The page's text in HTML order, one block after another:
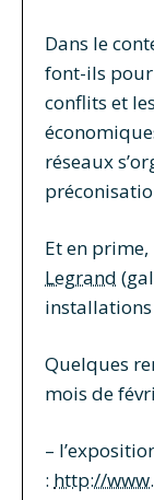
Dans le
font-ils pour
conflits et
réseaux
Et en
Legrand
Quelques
mois de
–
: http://